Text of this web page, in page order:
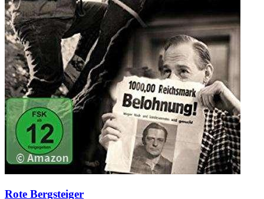
Rote Bergsteiger